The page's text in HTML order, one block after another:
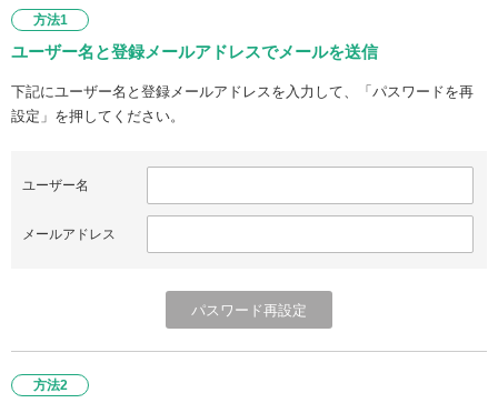
方法1
ユーザー名と登録メールアドレスでメールを送信
下記にユーザー名と登録メールアドレスを入力して、「パスワードを再
設定」を押してください。
ユーザー名
メールアドレス
方法2